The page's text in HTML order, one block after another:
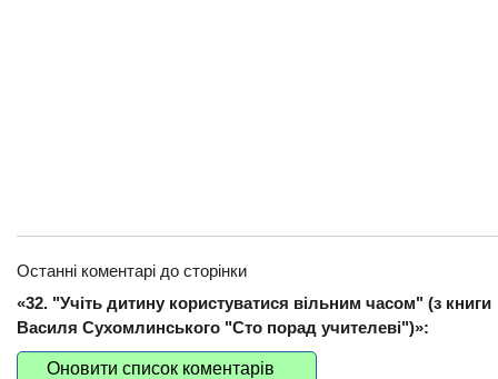
Останні коментарі до сторінки
«32. "Учіть дитину користуватися вільним часом" (з книги
Василя Сухомлинського "Сто порад учителеві")»:
Оновити список коментарів